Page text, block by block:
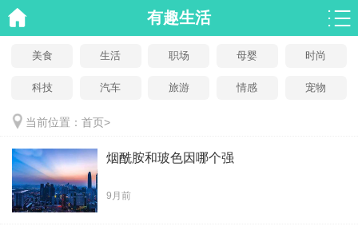
有趣生活
美食 生活 职场 母婴 时尚
科技 汽车 旅游 情感 宠物
当前位置： 首页>
烟酰胺和玻色因哪个强
9月前